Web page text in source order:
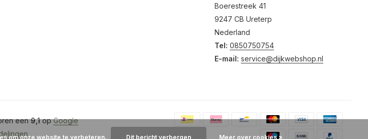
Boerestreek 41
9247 CB Ureterp
Nederland
Tel: 0850750754
E-mail: service@dijkwebshop.nl
een9,1opGoogle
om onze website te verbeteren. Dit bericht verbergen Meer over cookies »